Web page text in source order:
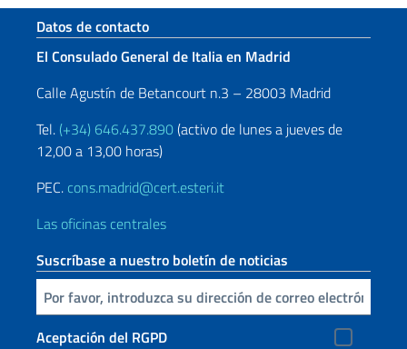
Sezione footer
Datos de contacto
El Consulado General de Italia en Madrid
Calle Agustín de Betancourt n.3 – 28003 Madrid
Tel. (+34) 646.437.890(activo de lunes a jueves de
12,00 a 13,00 horas)
PEC. cons.madrid@cert.esteri.it
Las oficinas centrales
Suscríbase a nuestro boletín de noticias
Inserta tu correo electronico
Aceptación del RGPD